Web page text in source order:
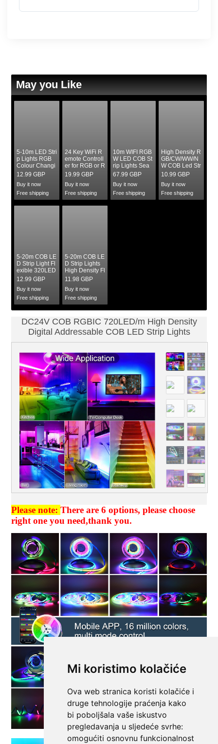
Mi koristimo kolačiće
Ova web stranica koristi kolačiće i
druge tehnologije praćenja kako
bi poboljšala vaše iskustvo
pregledavanja u sljedeće svrhe:
omogućiti osnovnu funkcionalnost